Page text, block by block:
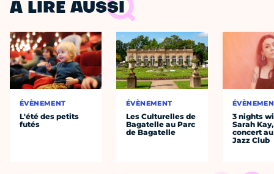
À LIRE AUSSI
ÉVÈNEMENT
L'été des petits
futés
ÉVÈNEMENT
Les Culturelles de
Bagatelle au Parc
de Bagatelle
3 nights
Sarah
concert
Jazz Club